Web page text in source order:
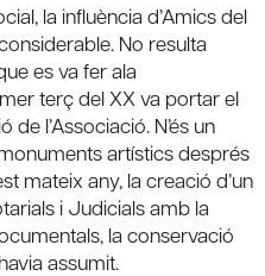
la influència d’Amics del
No resulta
es va fer ala
terç del XX va portar el
de l’Associació. N’és un
artístics després
mateix any, la creació d’un
i Judicials amb la
la conservació
assumit.